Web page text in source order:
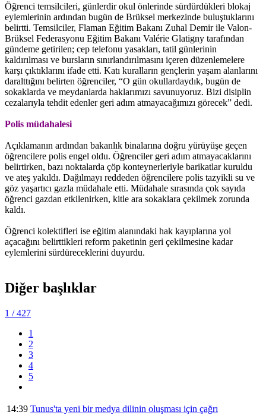
Öğrenci temsilcileri, günlerdir okul önlerinde sürdürdükleri blokaj
eylemlerinin ardından bugün de Brüksel merkezinde buluştuklarını
belirtti. Temsilciler, Flaman Eğitim Bakanı Zuhal Demir ile Valon-
Brüksel Federasyonu Eğitim Bakanı Valérie Glatigny tarafından
gündeme getirilen; cep telefonu yasakları, tatil günlerinin
kaldırılması ve bursların sınırlandırılmasını içeren düzenlemelere
karşı çıktıklarını ifade etti. Katı kuralların gençlerin yaşam alanlarını
daralttığını belirten öğrenciler, “O gün okullardaydık, bugün de
sokaklarda ve meydanlarda haklarımızı savunuyoruz. Bizi disiplin
cezalarıyla tehdit edenler geri adım atmayacağımızı görecek” dedi.
Polis müdahalesi
Açıklamanın ardından bakanlık binalarına doğru yürüyüşe geçen
öğrencilere polis engel oldu. Öğrenciler geri adım atmayacaklarını
belirtirken, bazı noktalarda çöp konteynerleriyle barikatlar kuruldu
ve ateş yakıldı. Dağılmayı reddeden öğrencilere polis tazyikli su ve
göz yaşartıcı gazla müdahale etti. Müdahale sırasında çok sayıda
öğrenci gazdan etkilenirken, kitle ara sokaklara çekilmek zorunda
kaldı.
Öğrenci kolektifleri ise eğitim alanındaki hak kayıplarına yol
açacağını belirttikleri reform paketinin geri çekilmesine kadar
eylemlerini sürdüreceklerini duyurdu.
Diğer başlıklar
1 / 427
1
2
3
4
5
14:39 Tunus'ta yeni bir medya dilinin oluşması için çağrı